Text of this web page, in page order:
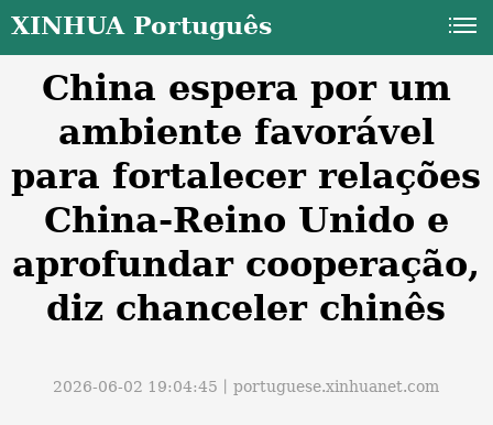
XINHUA Português
China espera por um
ambiente favorável
para fortalecer relações
China-Reino Unido e
aprofundar cooperação,
diz chanceler chinês
2026-06-02 19:04:45丨portuguese.xinhuanet.com